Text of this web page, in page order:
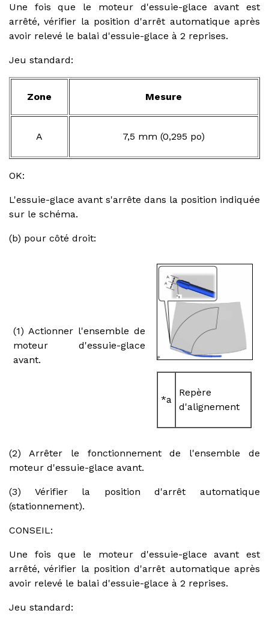
Une fois que le moteur d'essuie-glace avant est
arrêté, vérifier la position d'arrêt automatique après
avoir relevé le balai d'essuie-glace à 2 reprises.
Jeu standard:
Zone Mesure
A 7,5 mm (0,295 po)
OK:
L'essuie-glace avant s'arrête dans la position indiquée
sur le schéma.
(b) pour côté droit:
(1) Actionner l'ensemble de
moteur d'essuie-glace
avant.
*a
Repère
d'alignement
(2) Arrêter le fonctionnement de l'ensemble de
moteur d'essuie-glace avant.
(3) Vérifier la position d'arrêt automatique
(stationnement).
CONSEIL:
Une fois que le moteur d'essuie-glace avant est
arrêté, vérifier la position d'arrêt automatique après
avoir relevé le balai d'essuie-glace à 2 reprises.
Jeu standard: